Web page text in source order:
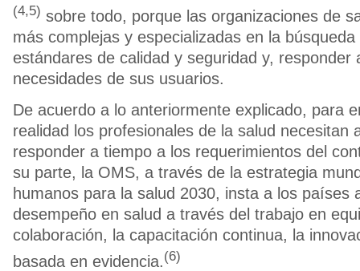
(4,5) sobre todo, porque las organizaciones de
más complejas y especializadas en la
estándares de calidad y seguridad y, responder
necesidades de sus usuarios.
De acuerdo a lo anteriormente explicado, para
realidad los profesionales de la salud necesitan
responder a tiempo a los requerimientos del
su parte, la OMS, a través de la estrategia
humanos para la salud 2030, insta a los países
desempeño en salud a través del trabajo en
colaboración, la capacitación continua, la
basada en evidencia.(6)